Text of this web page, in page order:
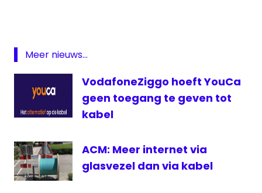
UPC
Meer nieuws...
VodafoneZiggo hoeft YouCa
geen toegang te geven tot
kabel
ACM: Meer internet via
glasvezel dan via kabel